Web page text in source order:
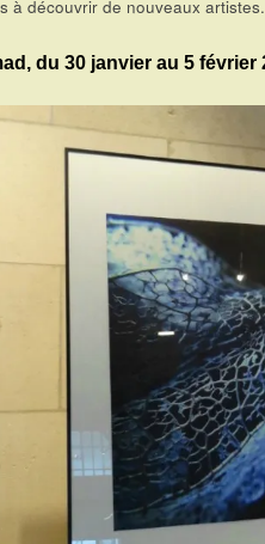
à découvrir de nouveaux artistes.
du 30 janvier au 5 février